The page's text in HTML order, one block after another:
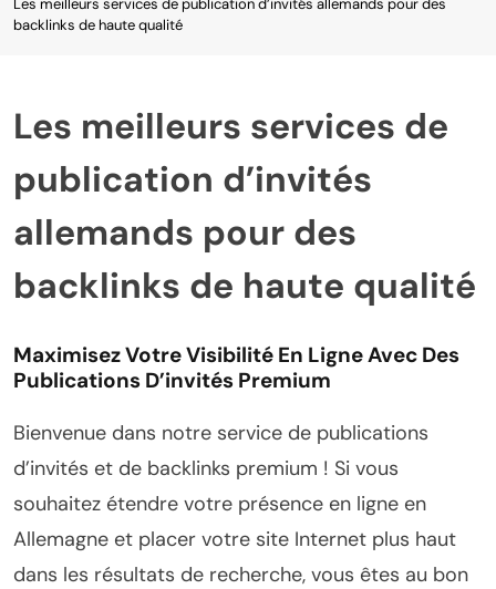
Les meilleurs services de publication d’invités allemands pour des
backlinks de haute qualité
Les meilleurs services de
publication d’invités
allemands pour des
backlinks de haute qualité
Maximisez Votre Visibilité En Ligne Avec Des
Publications D’invités Premium
Bienvenue dans notre service de publications
d’invités et de backlinks premium ! Si vous
souhaitez étendre votre présence en ligne en
Allemagne et placer votre site Internet plus haut
dans les résultats de recherche, vous êtes au bon